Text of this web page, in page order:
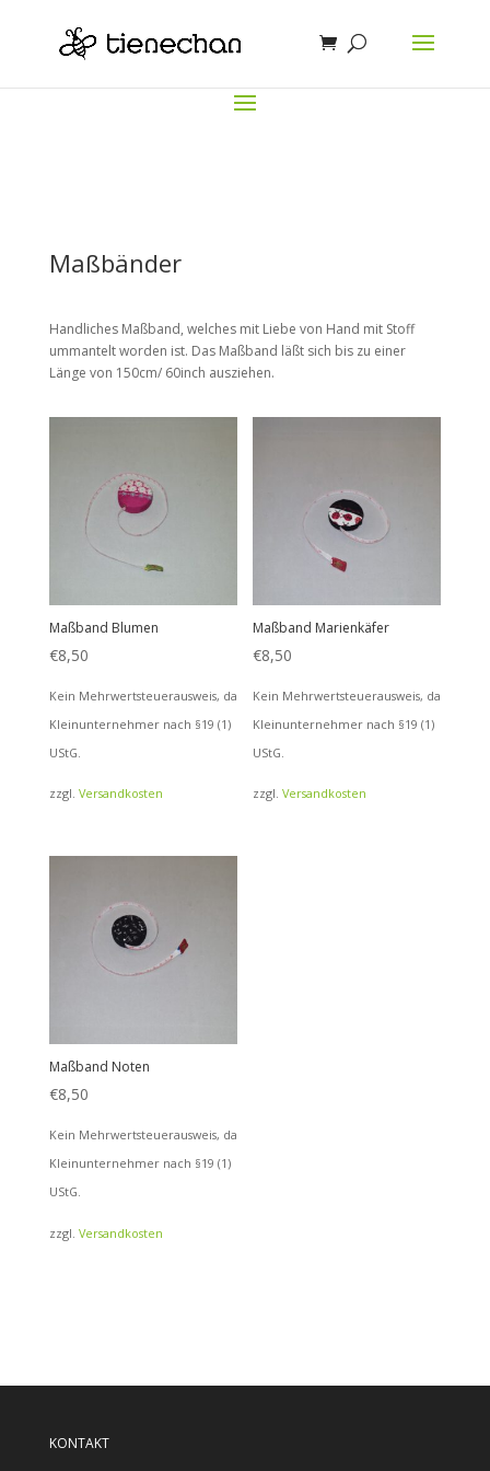
Maßbänder
Handliches Maßband, welches mit Liebe von Hand mit Stoff
ummantelt worden ist. Das Maßband läßt sich bis zu einer
Länge von 150cm/ 60inch ausziehen.
Maßband Blumen
€8,50
Kein Mehrwertsteuerausweis, da
Kleinunternehmer nach §19 (1)
UStG.
zzgl. Versandkosten
Maßband Marienkäfer
€8,50
Kein Mehrwertsteuerausweis, da
Kleinunternehmer nach §19 (1)
UStG.
zzgl.Versandkosten
Maßband Noten
€8,50
Kein Mehrwertsteuerausweis, da
Kleinunternehmer nach §19 (1)
UStG.
zzgl. Versandkosten
KONTAKT